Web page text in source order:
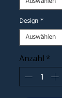
Design *
Anzahl *